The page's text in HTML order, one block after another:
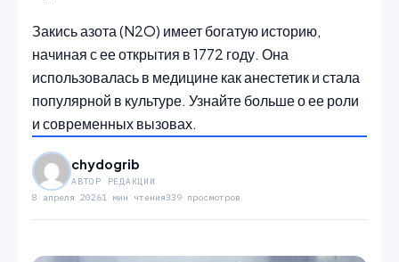
Закись азота (N2O) имеет богатую историю,
начиная с ее открытия в 1772 году. Она
использовалась в медицине как анестетик и стала
популярной в культуре. Узнайте больше о ее роли
и современных вызовах.
chydogrib
АВТОР РЕДАКЦИИ
8 апреля 20261 мин чтения339 просмотров